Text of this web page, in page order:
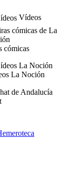
Vídeos
cómicas
La Noción